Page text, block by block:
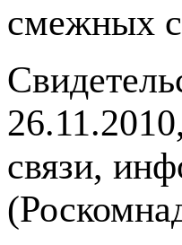
смежных
связи,